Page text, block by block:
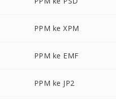
PPM ke XPM
PPM ke EMF
PPM ke JP2